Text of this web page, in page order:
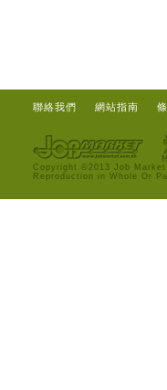
聯絡我們 網站指南
Copyright ©2013 Job
Reproduction in Whole Or